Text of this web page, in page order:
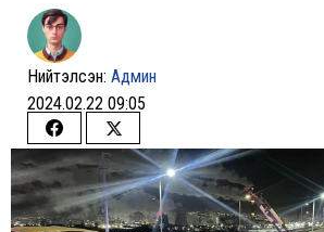
Нийтэлсэн: Админ
2024.02.22 09:05
Share
on
Facebook
Share
on
Twitter